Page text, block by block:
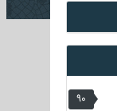
90